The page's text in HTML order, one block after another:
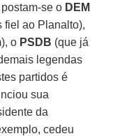
se o DEM
fiel ao Planalto),
o PSDB (que já
legendas
partidos é
sua
da
cedeu